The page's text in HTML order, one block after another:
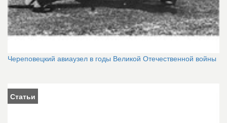
Череповецкий авиаузел в годы Великой Отечественной войны
Статьи